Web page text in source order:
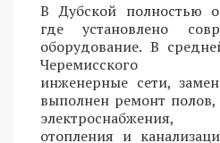
В Дубской полностью
где установлено
оборудование. В
Черемисского
инженерные сети,
выполнен ремонт
электроснабжения,
отопления и